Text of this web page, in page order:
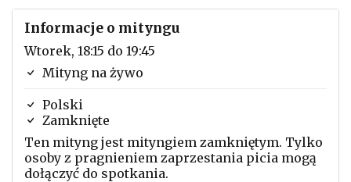
Informacje o mityngu
Wtorek, 18:15 do 19:45
Mityng na żywo
Polski
Zamknięte
Ten mityng jest mityngiem zamkniętym. Tylko
osoby z pragnieniem zaprzestania picia mogą
dołączyć do spotkania.